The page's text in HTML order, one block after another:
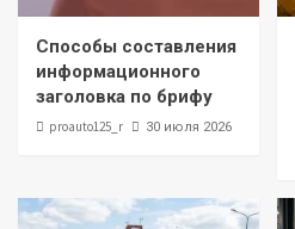
Способы составления
информационного
заголовка по брифу
proauto125_r 30 июля 2026